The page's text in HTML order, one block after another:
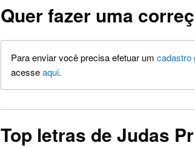
Quer fazer uma
Para enviar você precisa efetuar um cadastro
acesseaqui.
Top letras de Judas